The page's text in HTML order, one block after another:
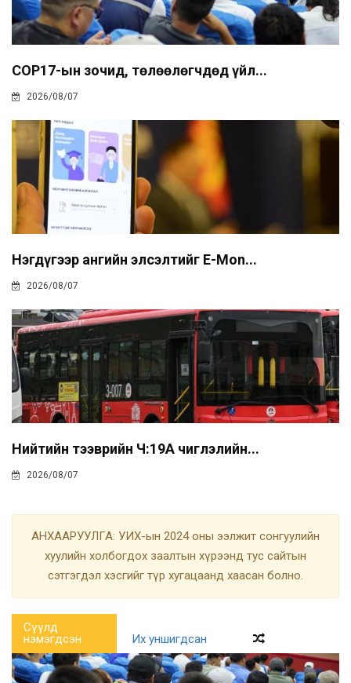
COP17-ын зочид, төлөөлөгчдөд үйл...
2026/08/07
Нэгдүгээр ангийн элсэлтийг E-Mon...
2026/08/07
Нийтийн тээврийн Ч:19А чиглэлийн...
2026/08/07
АНХААРУУЛГА: УИХ-ын 2024 оны ээлжит сонгуулийн
хуулийн холбогдох заалтын хүрээнд тус сайтын
сэтгэгдэл хэсгийг түр хугацаанд хаасан болно.
Сүүлд
нэмэгдсэн
Их уншигдсан